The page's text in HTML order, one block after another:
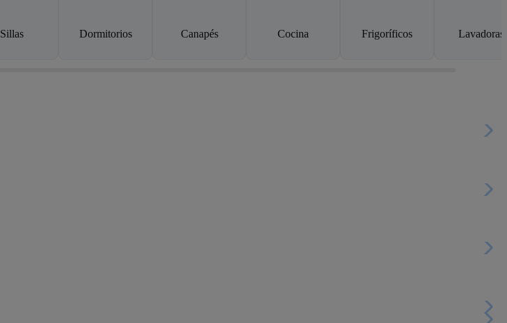
Sillas Dormitorios Canapés Cocina Frigoríficos Lavadoras